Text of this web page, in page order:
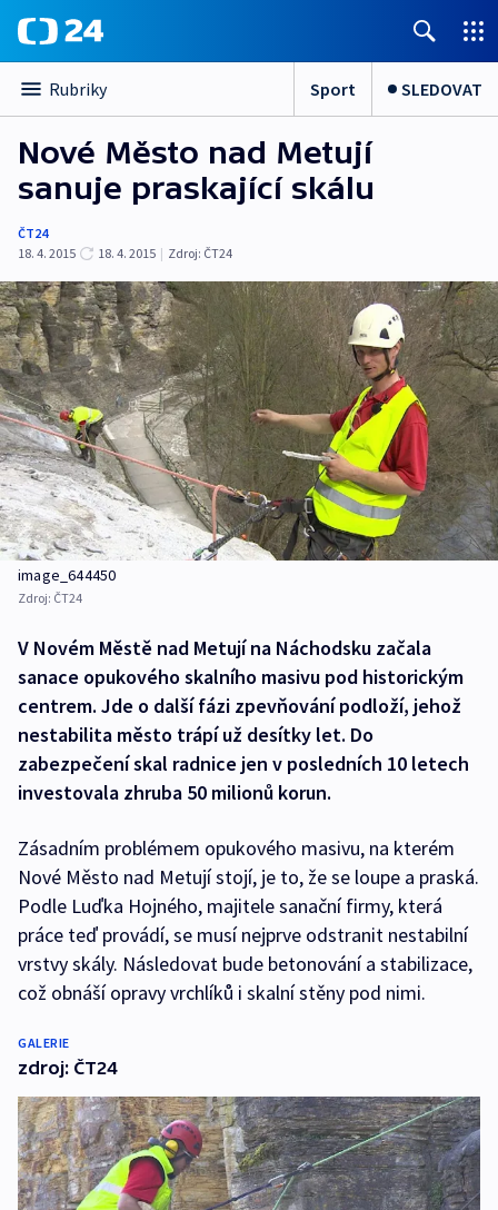
Rubriky Sport SLEDOVAT
Nové Město nad Metují
sanuje praskající skálu
ČT24
18. 4. 2015
18. 4. 2015 | Zdroj: ČT24
image_644450
Zdroj: ČT24
V Novém Městě nad Metují na Náchodsku začala
sanace opukového skalního masivu pod historickým
centrem. Jde o další fázi zpevňování podloží, jehož
nestabilita město trápí už desítky let. Do
zabezpečení skal radnice jen v posledních 10 letech
investovala zhruba 50 milionů korun.
Zásadním problémem opukového masivu, na kterém
Nové Město nad Metují stojí, je to, že se loupe a praská.
Podle Luďka Hojného, majitele sanační firmy, která
práce teď provádí, se musí nejprve odstranit nestabilní
vrstvy skály. Následovat bude betonování a stabilizace,
což obnáší opravy vrchlíků i skalní stěny pod nimi.
GALERIE
zdroj: ČT24